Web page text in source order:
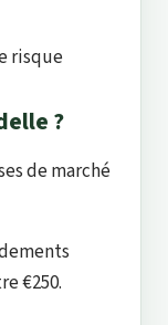
risque
?
de marché
€250.